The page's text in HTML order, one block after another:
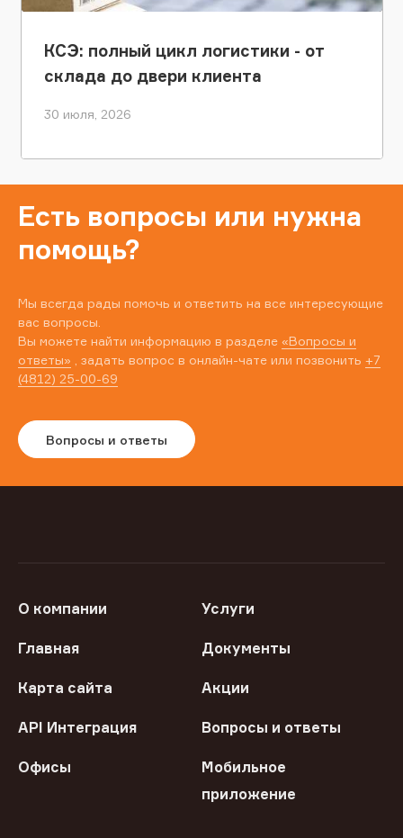
КСЭ: полный цикл логистики - от
склада до двери клиента
30 июля, 2026
Есть вопросы или нужна
помощь?
Мы всегда рады помочь и ответить на все интересующие
вас вопросы.
Вы можете найти информацию в разделе «Вопросы и
ответы» , задать вопрос в онлайн-чате или позвонить +7
(4812) 25-00-69
Вопросы и ответы
О компании Услуги
Главная Документы
Карта сайта Акции
API Интеграция Вопросы и ответы
Офисы
Мобильное
приложение